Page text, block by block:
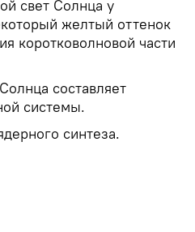
свет Солнца у
желтый оттенок
коротковолновой части
составляет
системы.
синтеза.